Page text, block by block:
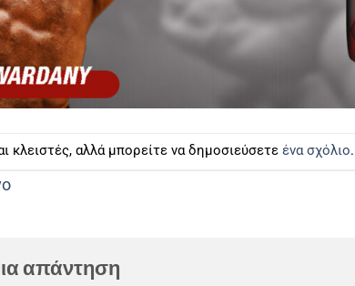
κλειστές, αλλά μπορείτε να δημοσιεύσετε ένα σχόλιο.
απάντηση